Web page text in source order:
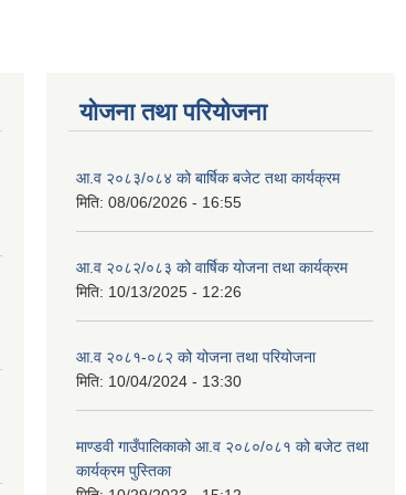
योजना तथा परियोजना
आ.व २०८३/०८४ को बार्षिक बजेट तथा कार्यक्रम
मिति: 08/06/2026 - 16:55
आ.व २०८२/०८३ को वार्षिक योजना तथा कार्यक्रम
मिति: 10/13/2025 - 12:26
आ.व २०८१-०८२ को योजना तथा परियोजना
मिति: 10/04/2024 - 13:30
माण्डवी गाउँपालिकाको आ.व २०८०/०८१ को बजेट तथा
कार्यक्रम पुस्तिका